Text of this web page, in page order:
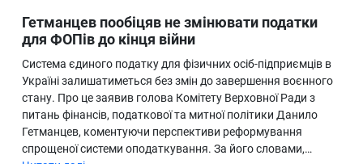
Гетманцев пообіцяв не змінювати податки
для ФОПів до кінця війни
Система єдиного податку для фізичних осіб-підприємців в
Україні залишатиметься без змін до завершення воєнного
стану. Про це заявив голова Комітету Верховної Ради з
питань фінансів, податкової та митної політики Данило
Гетманцев, коментуючи перспективи реформування
спрощеної системи оподаткування. За його словами,…